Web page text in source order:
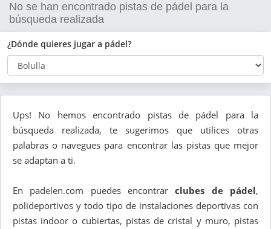
No se han encontrado pistas de pádel para la
búsqueda realizada
¿Dónde quieres jugar a pádel?
Ups! No hemos encontrado pistas de pádel para la
búsqueda realizada, te sugerimos que utilices otras
palabras o navegues para encontrar las pistas que mejor
se adaptan a ti.
En padelen.com puedes encontrarclubes de pádel,
polideportivos y todo tipo de instalaciones deportivas con
pistas indoor o cubiertas, pistas de cristal y muro, pistas